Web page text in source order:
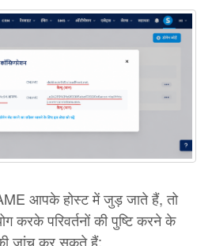
आपके होस्ट में जुड़ जाते हैं, तो
करके परिवर्तनों की पुष्टि करने के
जांच कर सकते हैं: